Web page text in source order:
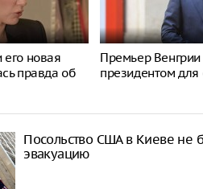
новая
правда об
Премьер Венгрии
президентом для
Посольство США в Киеве не
эвакуацию